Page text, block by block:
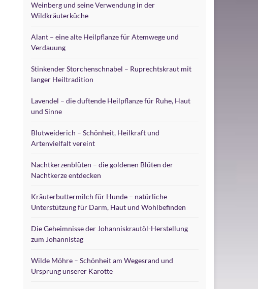
Weinberg und seine Verwendung in der
Wildkräuterküche
Alant – eine alte Heilpflanze für Atemwege und
Verdauung
Stinkender Storchenschnabel – Ruprechtskraut mit
langer Heiltradition
Lavendel – die duftende Heilpflanze für Ruhe, Haut
und Sinne
Blutweiderich – Schönheit, Heilkraft und
Artenvielfalt vereint
Nachtkerzenblüten – die goldenen Blüten der
Nachtkerze entdecken
Kräuterbuttermilch für Hunde – natürliche
Unterstützung für Darm, Haut und Wohlbefinden
Die Geheimnisse der Johanniskrautöl-Herstellung
zum Johannistag
Wilde Möhre – Schönheit am Wegesrand und
Ursprung unserer Karotte